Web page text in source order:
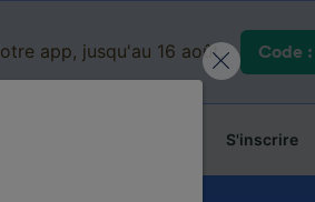
app, jusqu'au 16 août. Code
S'inscrire